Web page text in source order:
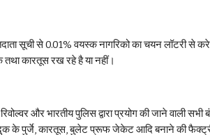
सूची से 0.01% वयस्क नागरिको का चयन लॉटरी से
तथा कारतूस रख रहे है या नहीं।
और भारतीय पुलिस द्वारा प्रयोग की जाने
के पुर्जे, कारतूस, बुलेट प्रूफ जेकेट आदि बनाने की